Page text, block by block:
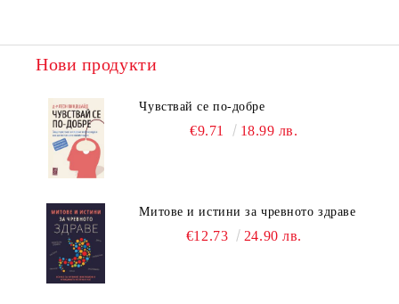
Нови продукти
Чувствай се по-добре
€9.71 18.99 лв.
Митове и истини за чревното здраве
€12.73 24.90 лв.